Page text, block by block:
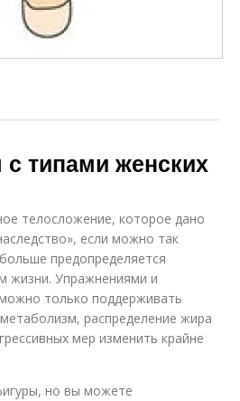
типами женских
телосложение, которое дано
если можно так
предопределяется
жизни. Упражнениями и
только поддерживать
распределение жира
мер изменить крайне
но вы можете